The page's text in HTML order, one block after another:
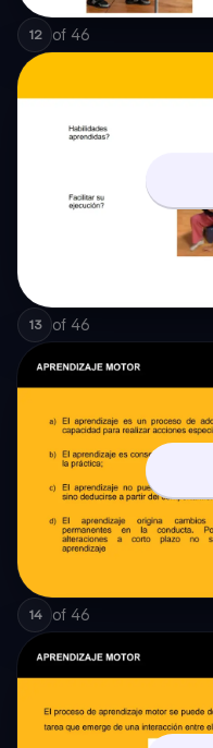
12 of 46
13 of 46
14 of 46